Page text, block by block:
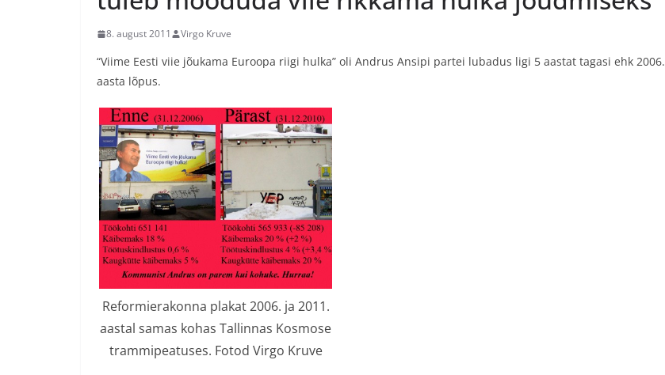
8. august 2011 Virgo Kruve
“Viime Eesti viie jõukama Euroopa riigi hulka” oli Andrus Ansipi partei lubadus ligi 5 aastat tagasi ehk 2006.
aasta lõpus.
Reformierakonna plakat 2006. ja 2011.
aastal samas kohas Tallinnas Kosmose
trammipeatuses. Fotod Virgo Kruve